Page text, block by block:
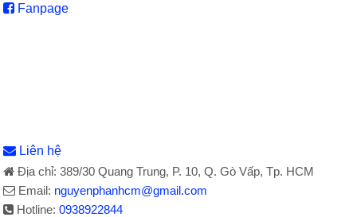
Fanpage
Liên hệ
Địa chỉ: 389/30 Quang Trung, P. 10, Q. Gò Vấp, Tp. HCM
Email: nguyenphanhcm@gmail.com
Hotline:0938922844